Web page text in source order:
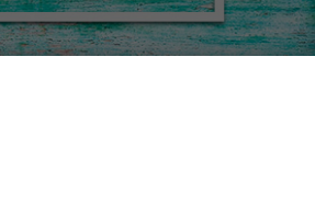
frågat några av branschens